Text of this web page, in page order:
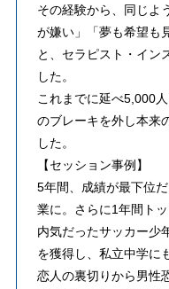
その経験から、同じよ
が嫌い」「夢も希望も
と、セラピスト・イン
した。
これまでに延べ5,000
のブレーキを外し本来
した。
【セッション事例】
5年間、成績が最下位
業に。さらに1年間トッ
内気だったサッカー少
を獲得し、私立中学に
恋人の裏切りから男性